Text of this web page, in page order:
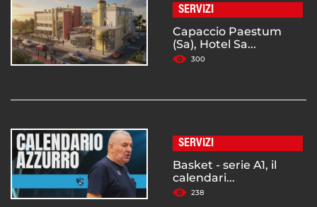
SERVIZI
Capaccio Paestum
(Sa), Hotel Sa...
300
SERVIZI
Basket - serie A1, il
calendari...
238